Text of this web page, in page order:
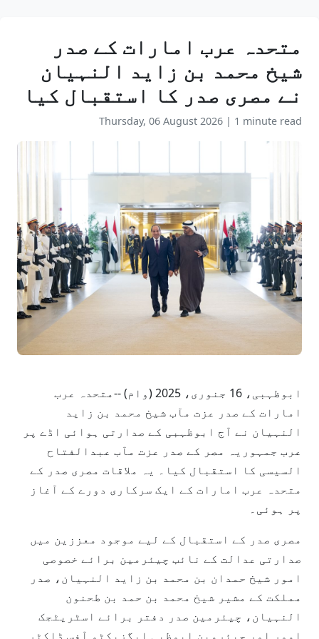
متحدہ عرب امارات کے صدر
شیخ محمد بن زاید النہیان
نے مصری صدر کا استقبال کیا
Thursday, 06 August 2026 | 1 minute read
ابوظہبی، 16 جنوری، 2025 (وام) --متحدہ عرب
امارات کے صدر عزت مآب شیخ محمد بن زاید
النہیان نے آج ابوظہبی کے صدارتی ہوائی اڈے پر
عرب جمہوریہ مصر کے صدر عزت مآب عبدالفتاح
السیسی کا استقبال کیا۔ یہ ملاقات مصری صدر کے
متحدہ عرب امارات کے ایک سرکاری دورے کے آغاز
پر ہوئی۔
مصری صدر کے استقبال کے لیے موجود معززین میں
صدارتی عدالت کے نائب چیئرمین برائے خصوصی
امور شیخ حمدان بن محمد بن زاید النہیان، صدر
مملکت کے مشیر شیخ محمد بن حمد بن طحنون
النہیان، چیئرمین صدر دفتر برائے اسٹریٹجک
امور اور چیئرمین ابوظبی ایگزیکٹو آفس ڈاکٹر